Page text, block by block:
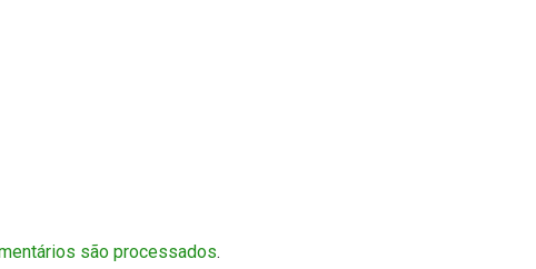
são processados.